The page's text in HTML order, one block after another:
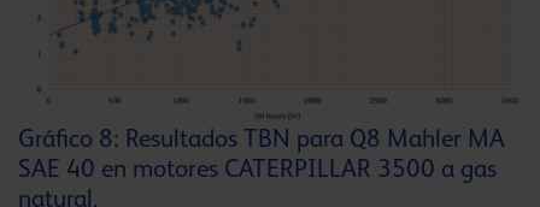
Gráfico 8: Resultados TBN para Q8 Mahler MA
SAE 40 en motores CATERPILLAR 3500 a gas
natural.